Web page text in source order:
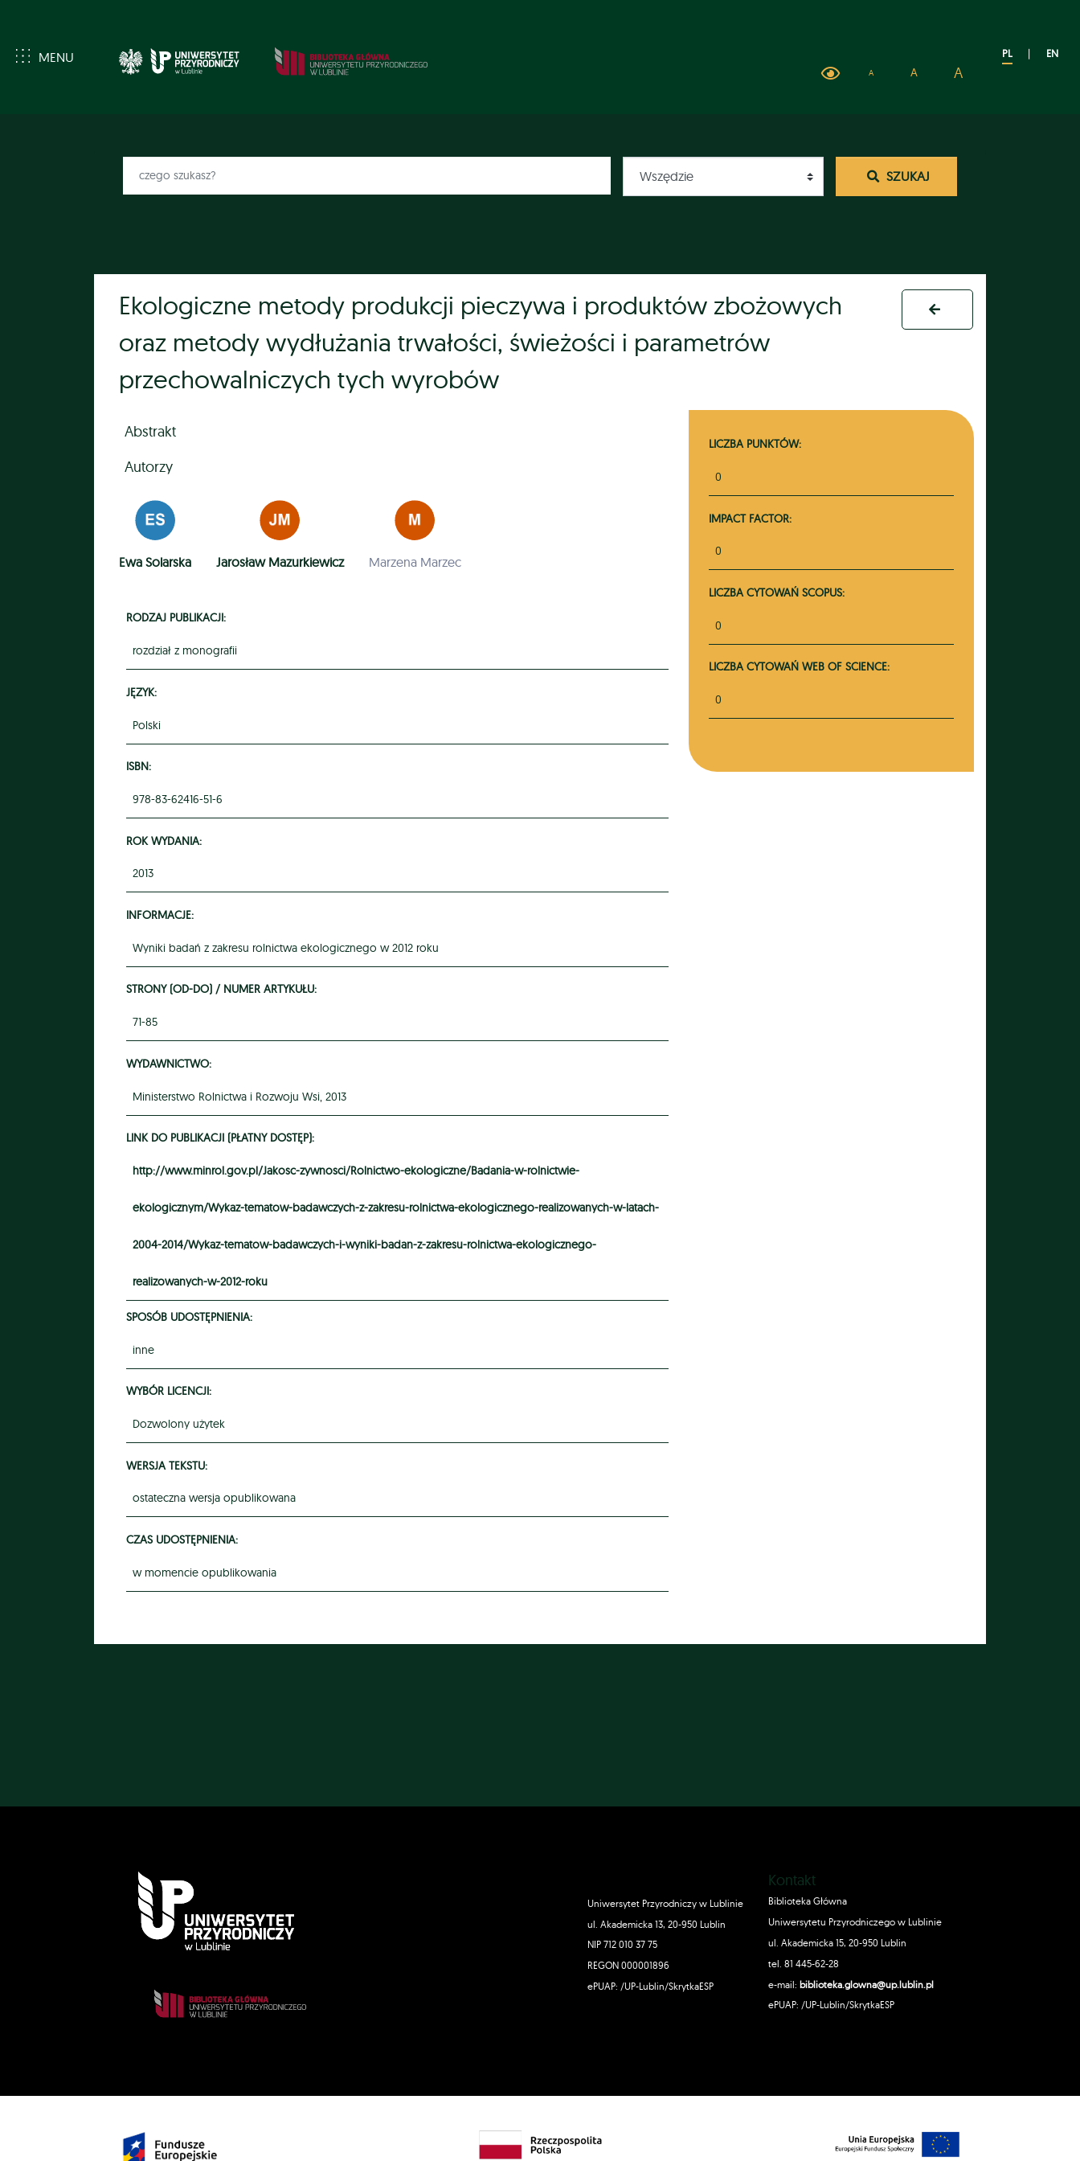
MENU PL | EN
A A A
SZUKAJ
Ekologiczne metody produkcji pieczywa i produktów zbożowych
oraz metody wydłużania trwałości, świeżości i parametrów
przechowalniczych tych wyrobów
Abstrakt
Autorzy
Ewa Solarska Jarosław Mazurkiewicz Marzena Marzec
RODZAJ PUBLIKACJI:
rozdział z monografii
JĘZYK:
Polski
ISBN:
978-83-62416-51-6
ROK WYDANIA:
2013
INFORMACJE:
Wyniki badań z zakresu rolnictwa ekologicznego w 2012 roku
STRONY (OD-DO) / NUMER ARTYKUŁU:
71-85
WYDAWNICTWO:
Ministerstwo Rolnictwa i Rozwoju Wsi, 2013
LINK DO PUBLIKACJI (PŁATNY DOSTĘP):
http://www.minrol.gov.pl/Jakosc-zywnosci/Rolnictwo-ekologiczne/Badania-w-rolnictwie-
ekologicznym/Wykaz-tematow-badawczych-z-zakresu-rolnictwa-ekologicznego-realizowanych-w-latach-
2004-2014/Wykaz-tematow-badawczych-i-wyniki-badan-z-zakresu-rolnictwa-ekologicznego-
realizowanych-w-2012-roku
SPOSÓB UDOSTĘPNIENIA:
inne
WYBÓR LICENCJI:
Dozwolony użytek
WERSJA TEKSTU:
ostateczna wersja opublikowana
CZAS UDOSTĘPNIENIA:
w momencie opublikowania
LICZBA PUNKTÓW:
0
IMPACT FACTOR:
0
LICZBA CYTOWAŃ SCOPUS:
0
LICZBA CYTOWAŃ WEB OF SCIENCE:
0
Uniwersytet Przyrodniczy w Lublinie
ul. Akademicka 13, 20-950 Lublin
NIP 712 010 37 75
REGON 000001896
ePUAP: /UP-Lublin/SkrytkaESP
Kontakt
Biblioteka Główna
Uniwersytetu Przyrodniczego w Lublinie
ul. Akademicka 15, 20-950 Lublin
tel. 81 445-62-28
e-mail: biblioteka.glowna@up.lublin.pl
ePUAP: /UP-Lublin/SkrytkaESP